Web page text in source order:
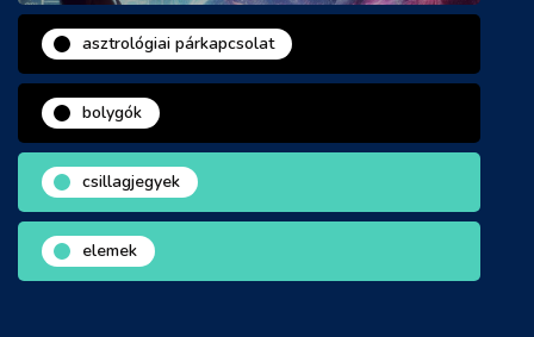
asztrológiai párkapcsolat
bolygók
csillagjegyek
elemek